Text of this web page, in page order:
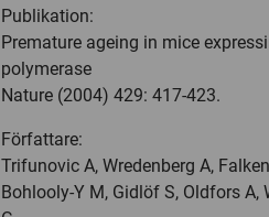
Publikation:
Premature ageing in mice
polymerase
Nature (2004) 429: 417-423.
Författare:
Trifunovic A, Wredenberg A,
Bohlooly-Y M, Gidlöf S, Oldfors A,